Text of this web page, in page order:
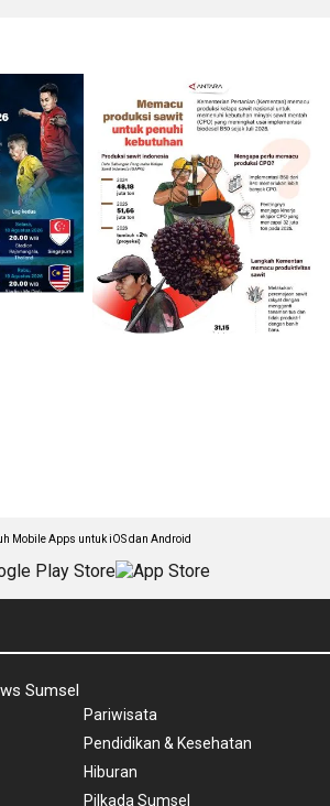
Mobile Apps untuk iOS dan Android
Sumsel
Pariwisata
Pendidikan & Kesehatan
Hiburan
Pilkada Sumsel